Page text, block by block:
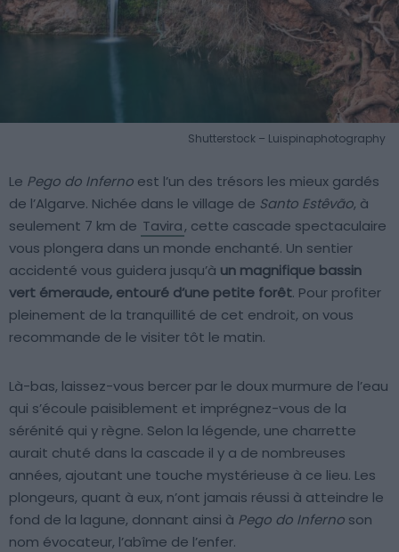
Shutterstock – Luispinaphotography
Le Pego do Inferno est l’un des trésors les mieux gardés
de l’Algarve. Nichée dans le village de Santo Estêvão, à
seulement 7 km de Tavira, cette cascade spectaculaire
vous plongera dans un monde enchanté. Un sentier
accidenté vous guidera jusqu’à un magnifique bassin
vert émeraude, entouré d’une petite forêt. Pour profiter
pleinement de la tranquillité de cet endroit, on vous
recommande de le visiter tôt le matin.
Là-bas, laissez-vous bercer par le doux murmure de l’eau
qui s’écoule paisiblement et imprégnez-vous de la
sérénité qui y règne. Selon la légende, une charrette
aurait chuté dans la cascade il y a de nombreuses
années, ajoutant une touche mystérieuse à ce lieu. Les
plongeurs, quant à eux, n’ont jamais réussi à atteindre le
fond de la lagune, donnant ainsi à Pego do Inferno son
nom évocateur, l’abîme de l’enfer.